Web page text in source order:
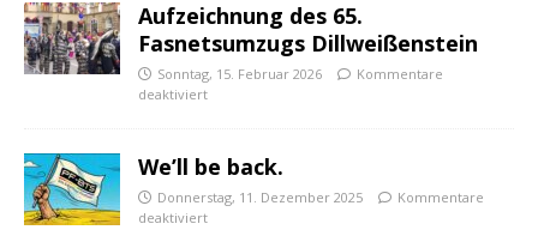
Aufzeichnung des 65.
Fasnetsumzugs Dillweißenstein
Sonntag, 15. Februar 2026
Kommentare
deaktiviert
We’ll be back.
Donnerstag, 11. Dezember 2025
Kommentare
deaktiviert